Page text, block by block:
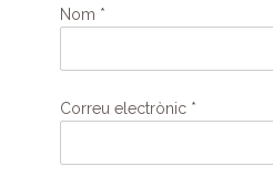
Nom *
Correu electrònic *